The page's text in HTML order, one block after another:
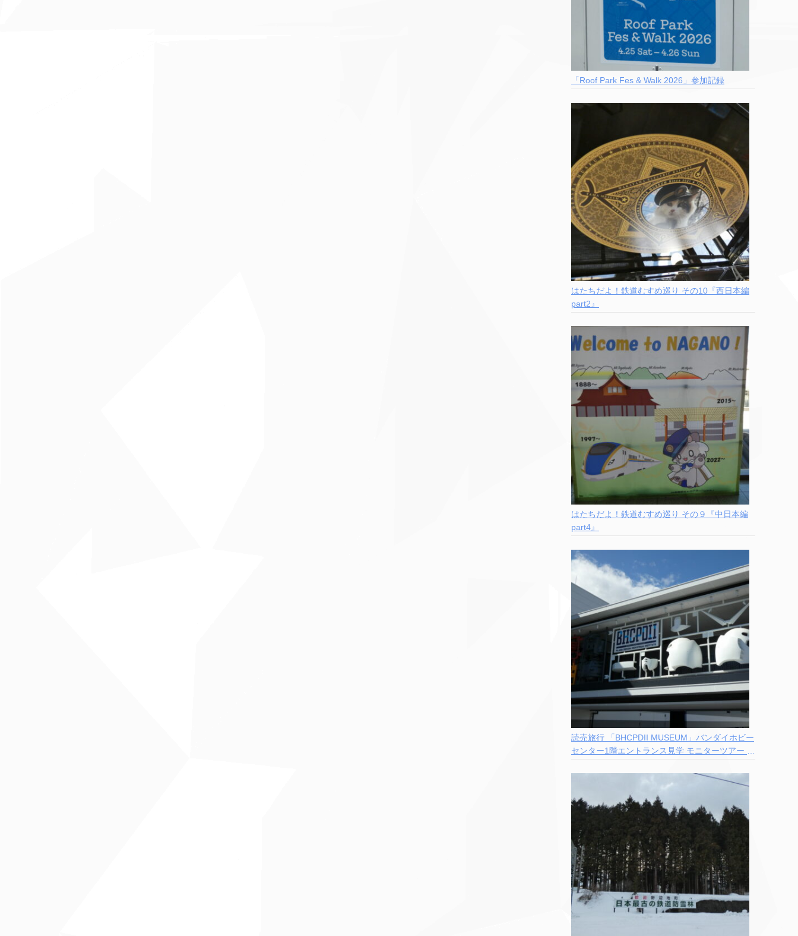
「Roof Park Fes & Walk 2026」参加記録
はたちだよ！鉄道むすめ巡り その10『西日本編
part2』
はたちだよ！鉄道むすめ巡り その９『中日本編
part4』
読売旅行 「BHCPDII MUSEUM」バンダイホビー
センター1階エントランス見学 モニターツアー 参